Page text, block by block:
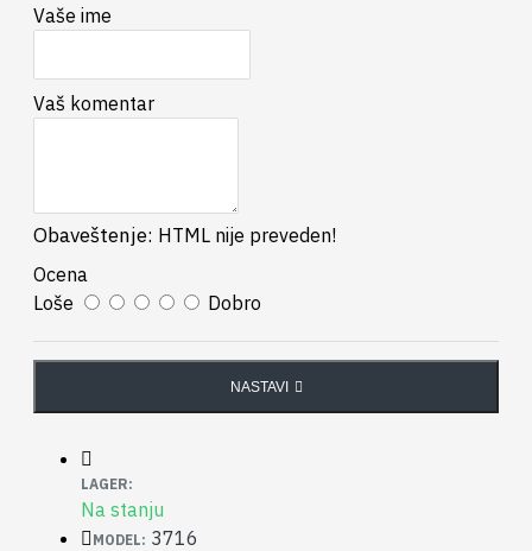
Vaše ime
Vaš komentar
Obaveštenje: HTML nije preveden!
Ocena
Loše
Dobro
NASTAVI
LAGER:
Na stanju
MODEL: 3716